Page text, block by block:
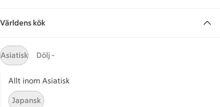
Hittade inget recept
Världens kök
Asiatisk Dölj -
Allt inom Asiatisk
Japansk